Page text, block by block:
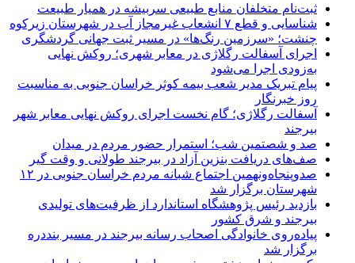
ثبت‌نام متخلفان منابع طبیعی سربیشه در همیار طبیعت
شناسایی و قطع ۷ انشعاب غیرمجاز آب در شهرستان زیرکوه
چنشت؛ «سرزمین رنگ‌ها» در مسیر ثبت جهانی گردشگری
اجرای آسفالت رگلاژی در معابر شهری؛ روکش نهایی
به‌زودی اجرا می‌شود
پیام تبریک مدیر شعب بیمه کوثر خراسان جنوبی به مناسبت
روز خبرنگار
آسفالت رگلاژی؛ گام نخست اجرای روکش نهایی معابر شهر
بیرجند
صد و شصتمین شب؛ استمرار حضور مردم در میدان
صف‌های دریافت بنزین آزاد در بیرجند طولانی و وقت گیر
صدوپنجاه‌ونهمین اجتماع شبانه مردم خراسان جنوبی در ۱۲
شهرستان برگزار شد
بازدید رئیس پژوهشگاه استاندارد از ظرفیت‌های تولیدی
بیرجند و شرق کشور
پیاده‌روی خانوادگی اصحاب رسانه بیرجند در مسیر بنددره
برگزار شد